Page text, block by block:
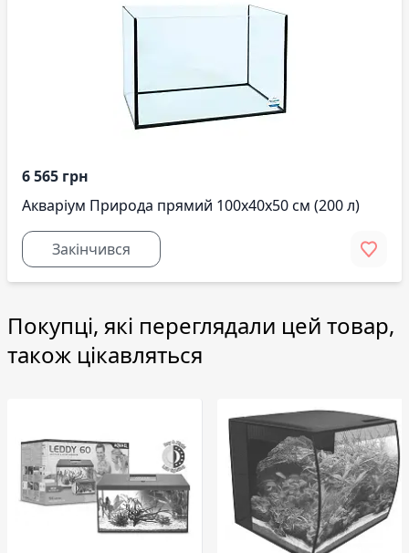
6 565 грн
Акваріум Природа прямий 100x40x50 см (200 л)
Закінчився
Покупці, які переглядали цей товар,
також цікавляться